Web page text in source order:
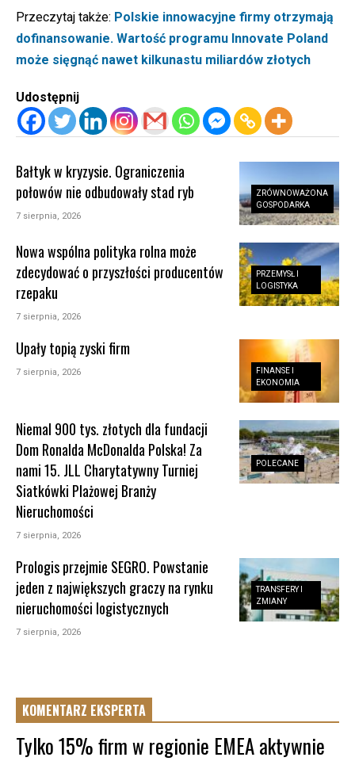
Przeczytaj także: Polskie innowacyjne firmy otrzymają
dofinansowanie. Wartość programu Innovate Poland
może sięgnąć nawet kilkunastu miliardów złotych
Udostępnij
ZRÓWNOWAŻONA
GOSPODARKA
Bałtyk w kryzysie. Ograniczenia
połowów nie odbudowały stad ryb
7 sierpnia, 2026
PRZEMYSŁ I
LOGISTYKA
Nowa wspólna polityka rolna może
zdecydować o przyszłości producentów
rzepaku
7 sierpnia, 2026
FINANSE I
EKONOMIA
Upały topią zyski firm
7 sierpnia, 2026
POLECANE
Niemal 900 tys. złotych dla fundacji
Dom Ronalda McDonalda Polska! Za
nami 15. JLL Charytatywny Turniej
Siatkówki Plażowej Branży
Nieruchomości
7 sierpnia, 2026
TRANSFERY I
ZMIANY
Prologis przejmie SEGRO. Powstanie
jeden z największych graczy na rynku
nieruchomości logistycznych
7 sierpnia, 2026
KOMENTARZ EKSPERTA
Tylko 15% firm w regionie EMEA aktywnie